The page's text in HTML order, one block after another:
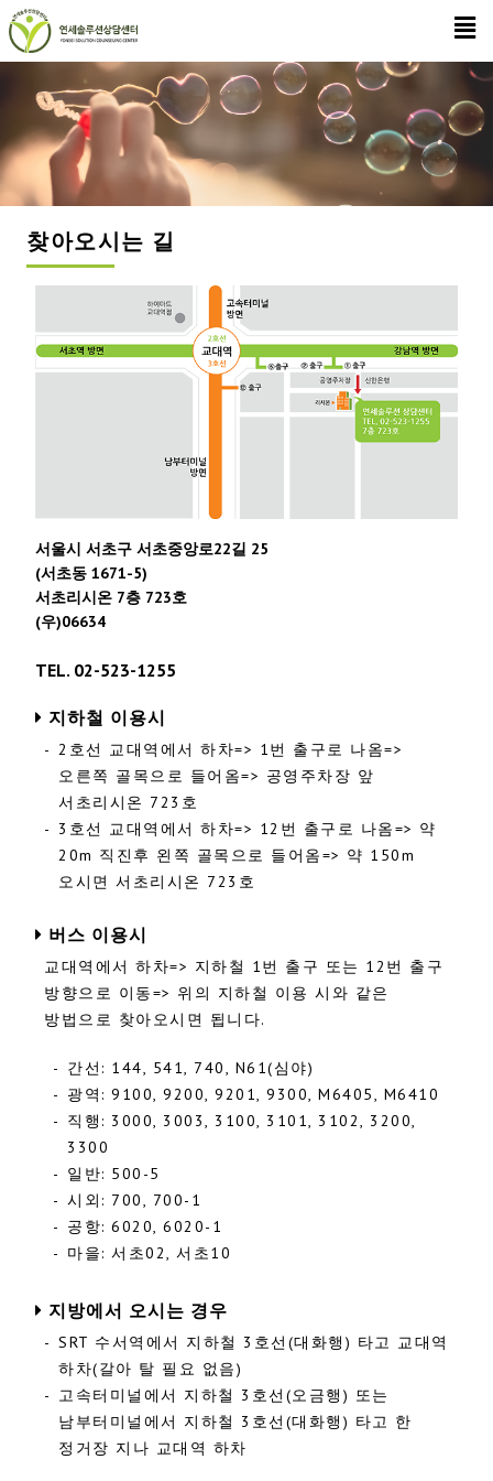
찾아오시는 길
서울시 서초구 서초중앙로22길 25
(서초동 1671-5)
서초리시온 7층 723호
(우)06634
TEL. 02-523-1255
지하철 이용시
- 2호선 교대역에서 하차=> 1번 출구로 나옴=>
오른쪽 골목으로 들어옴=> 공영주차장 앞
서초리시온 723호
- 3호선 교대역에서 하차=> 12번 출구로 나옴=> 약
20m 직진후 왼쪽 골목으로 들어옴=> 약 150m
오시면 서초리시온 723호
버스 이용시
교대역에서 하차=> 지하철 1번 출구 또는 12번 출구
방향으로 이동=> 위의 지하철 이용 시와 같은
방법으로 찾아오시면 됩니다.
- 간선: 144, 541, 740, N61(심야)
- 광역: 9100, 9200, 9201, 9300, M6405, M6410
- 직행: 3000, 3003, 3100, 3101, 3102, 3200,
3300
- 일반: 500-5
- 시외: 700, 700-1
- 공항: 6020, 6020-1
- 마을: 서초02, 서초10
지방에서 오시는 경우
- SRT 수서역에서 지하철 3호선(대화행) 타고 교대역
하차(갈아 탈 필요 없음)
- 고속터미널에서 지하철 3호선(오금행) 또는
남부터미널에서 지하철 3호선(대화행) 타고 한
정거장 지나 교대역 하차